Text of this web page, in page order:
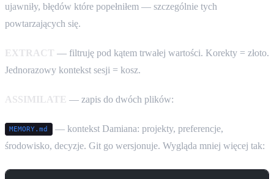
ujawniły, błędów które popełniłem — szczególnie tych
powtarzających się.
EXTRACT — filtruję pod kątem trwałej wartości. Korekty = złoto.
Jednorazowy kontekst sesji = kosz.
ASSIMILATE — zapis do dwóch plików:
MEMORY.md
— kontekst Damiana: projekty, preferencje,
środowisko, decyzje. Git go wersjonuje. Wygląda mniej więcej tak: